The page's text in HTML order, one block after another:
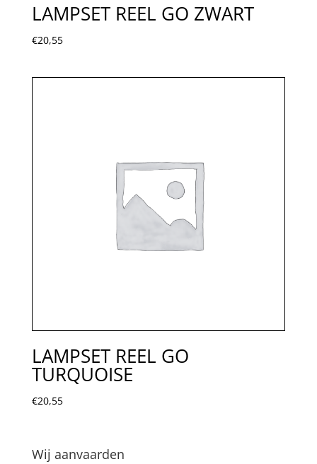
LAMPSET REEL GO ZWART
€20,55
LAMPSET REEL GO
TURQUOISE
€20,55
Wij aanvaarden